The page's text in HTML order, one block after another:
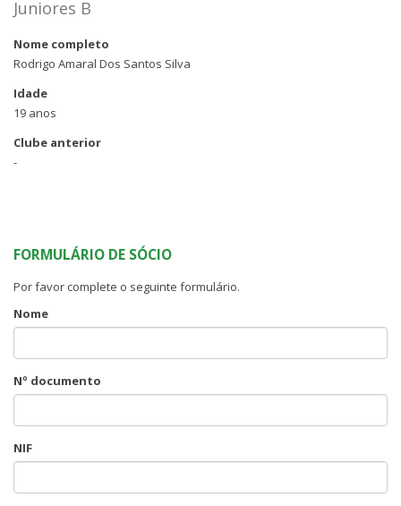
Juniores B
Nome completo
Rodrigo Amaral Dos Santos Silva
Idade
19 anos
Clube anterior
-
FORMULÁRIO DE SÓCIO
Por favor complete o seguinte formulário.
Nome
Nº documento
NIF